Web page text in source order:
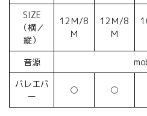
SIZE
（横／
縦）
12Ｍ/8
Ｍ
12Ｍ/8
Ｍ
音源
バレエバ
ー
○ ○